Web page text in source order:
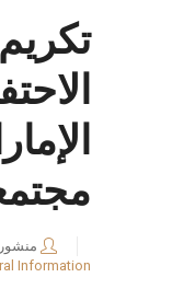
Information